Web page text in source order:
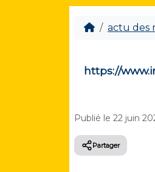
actu des
https://
Publié le 22 juin
Partager